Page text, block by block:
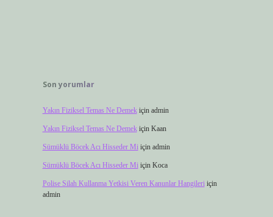
Son yorumlar
Yakın Fiziksel Temas Ne Demekiçin admin
Yakın Fiziksel Temas Ne Demekiçin Kaan
Sümüklü Böcek Acı Hisseder Miiçin admin
Sümüklü Böcek Acı Hisseder Miiçin Koca
Polise Silah Kullanma Yetkisi Veren Kanunlar Hangileriiçin
admin